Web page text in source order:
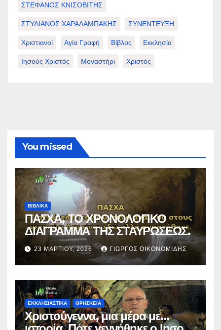
ΣΤΕΦΑΝΟΣ ΚΝΙΣΟΒΙΤΗΣ
ΣΤΥΛΙΑΝΟΣ ΧΑΡΑΛΑΜΠΑΚΗΣ ΣΥΝΕΝΤΕΥΞΗ
Χριστιανοί Αγία Γραφή Βίβλος Εκκλησία
Ιησούς Χριστός Μοναστήρι Χριστός
You missed
ΒΙΒΛΙΚΑ
ΠΑΣΧΑ, ΤΟ ΧΡΟΝΟΛΟΓΙΚΟ
ΔΙΑΓΡΑΜΜΑ ΤΗΣ ΣΤΑΥΡΩΣΕΩΣ.
23 ΜΑΡΤΊΟΥ, 2026 ΓΙΏΡΓΟΣ ΟΙΚΟΝΟΜΊΔΗΣ
ΕΚΚΛΗΣΙΑΣΤΙΚΑ ΘΡΗΣΚΕΙΑ
Χριστούγεννα, μια μέρα με…